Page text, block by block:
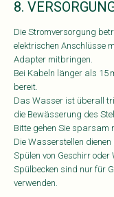
8.
Die Stromversorgung
elektrischen Anschlüsse
Adapter mitbringen.
Bei Kabeln länger als 15
bereit.
Das Wasser ist überall
die Bewässerung des
Bitte gehen Sie sparsam
Die Wasserstellen
Spülen von Geschirr oder
Spülbecken sind nur für
verwenden.